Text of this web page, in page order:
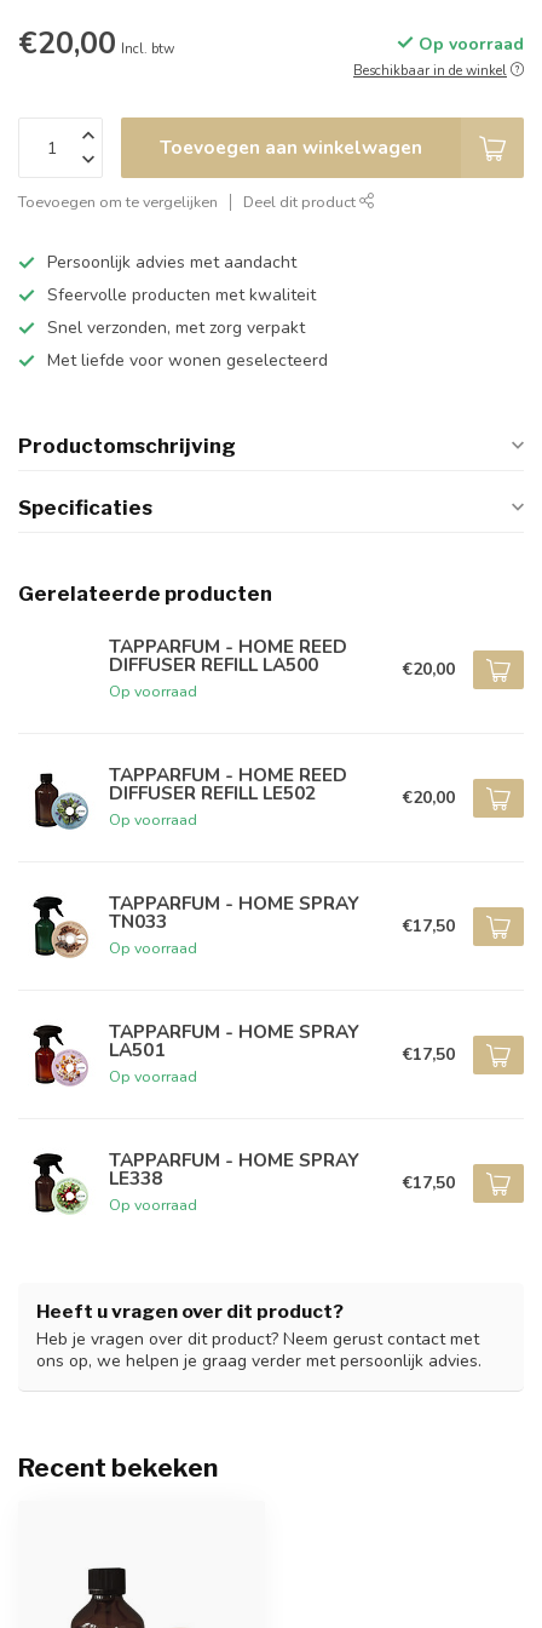
€20,00 Incl. btw Op voorraad
Beschikbaar in de winkel
Toevoegen aan winkelwagen
Toevoegen om te vergelijken Deel dit product
Persoonlijk advies met aandacht
Sfeervolle producten met kwaliteit
Snel verzonden, met zorg verpakt
Met liefde voor wonen geselecteerd
Productomschrijving
Specificaties
Gerelateerde producten
TAPPARFUM - HOME REED
DIFFUSER REFILL LA500
Op voorraad
€20,00
TAPPARFUM - HOME REED
DIFFUSER REFILL LE502
Op voorraad
€20,00
TAPPARFUM - HOME SPRAY
TN033
Op voorraad
€17,50
TAPPARFUM - HOME SPRAY
LA501
Op voorraad
€17,50
TAPPARFUM - HOME SPRAY
LE338
Op voorraad
€17,50
Heeft u vragen over dit product?
Heb je vragen over dit product? Neem gerust contact met
ons op, we helpen je graag verder met persoonlijk advies.
Recent bekeken